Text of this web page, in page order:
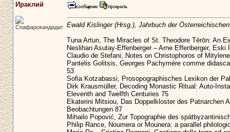
Ираклий
Спафарокандидат
Ewald Kislinger (Hrsg.), Jahrbuch der
Tuna Artun, The Miracles of St. Theodore Tērōn: An
Neslihan Asutay-Effenberger – Arne Effenberger,
Claudio de Stefani, Notes on Christophoros of
Pantelis Golitsis, Georges Pachymère comme
53
Sofia Kotzabassi, Prosopographisches Lexikon der
Dirk Krausmüller, Decoding Monastic Ritual: Auto-
Eleventh and Twelfth Centuries 75
Ekaterini Mitsiou, Das Doppelkloster des Patriarchen
Beobachtungen 87
Mihailo Popović, Zur Topographie des
Philip Rance, Noumera or Mounera: a parallel